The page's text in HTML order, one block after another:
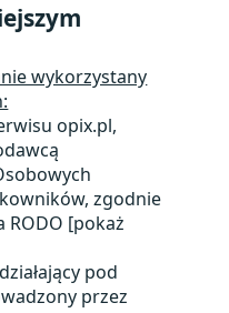
wykorzystany
opix.pl,
zgodnie
RODO [pokaż
pod
przez